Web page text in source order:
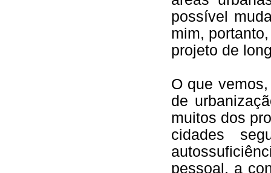
possível
mim,
projeto de
O que
de
muitos dos
cidades
pessoal, a